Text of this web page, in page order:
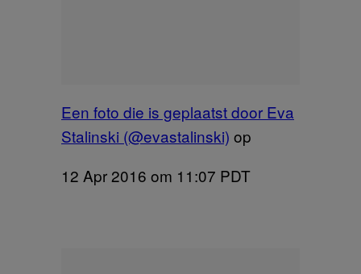
Een foto die is geplaatst door Eva
Stalinski (@evastalinski) op
12 Apr 2016 om 11:07 PDT